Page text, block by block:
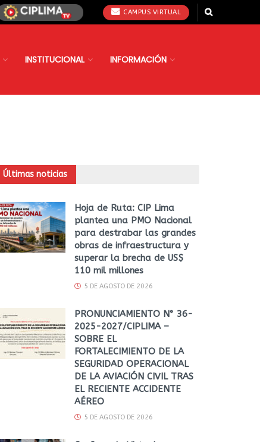
CAMPUS VIRTUAL
INSTITUCIONAL INFORMACIÓN
Últimas noticias
Hoja de Ruta: CIP Lima
plantea una PMO Nacional
para destrabar las grandes
obras de infraestructura y
superar la brecha de US$
110 mil millones
5 DE AGOSTO DE 2026
PRONUNCIAMIENTO N° 36-
2025-2027/CIPLIMA –
SOBRE EL
FORTALECIMIENTO DE LA
SEGURIDAD OPERACIONAL
DE LA AVIACIÓN CIVIL TRAS
EL RECIENTE ACCIDENTE
AÉREO
5 DE AGOSTO DE 2026